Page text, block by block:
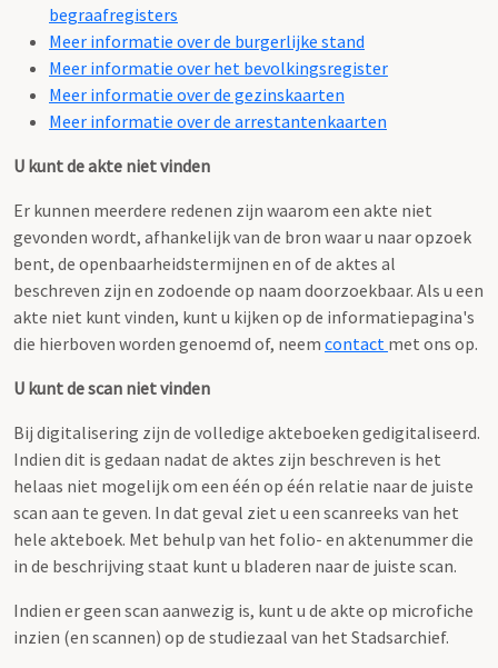
begraafregisters
Meer informatie over de burgerlijke stand
Meer informatie over het bevolkingsregister
Meer informatie over de gezinskaarten
Meer informatie over de arrestantenkaarten
U kunt de akte niet vinden
Er kunnen meerdere redenen zijn waarom een akte niet
gevonden wordt, afhankelijk van de bron waar u naar opzoek
bent, de openbaarheidstermijnen en of de aktes al
beschreven zijn en zodoende op naam doorzoekbaar. Als u een
akte niet kunt vinden, kunt u kijken op de informatiepagina's
die hierboven worden genoemd of, neem contact met ons op.
U kunt de scan niet vinden
Bij digitalisering zijn de volledige akteboeken gedigitaliseerd.
Indien dit is gedaan nadat de aktes zijn beschreven is het
helaas niet mogelijk om een één op één relatie naar de juiste
scan aan te geven. In dat geval ziet u een scanreeks van het
hele akteboek. Met behulp van het folio- en aktenummer die
in de beschrijving staat kunt u bladeren naar de juiste scan.
Indien er geen scan aanwezig is, kunt u de akte op microfiche
inzien (en scannen) op de studiezaal van het Stadsarchief.